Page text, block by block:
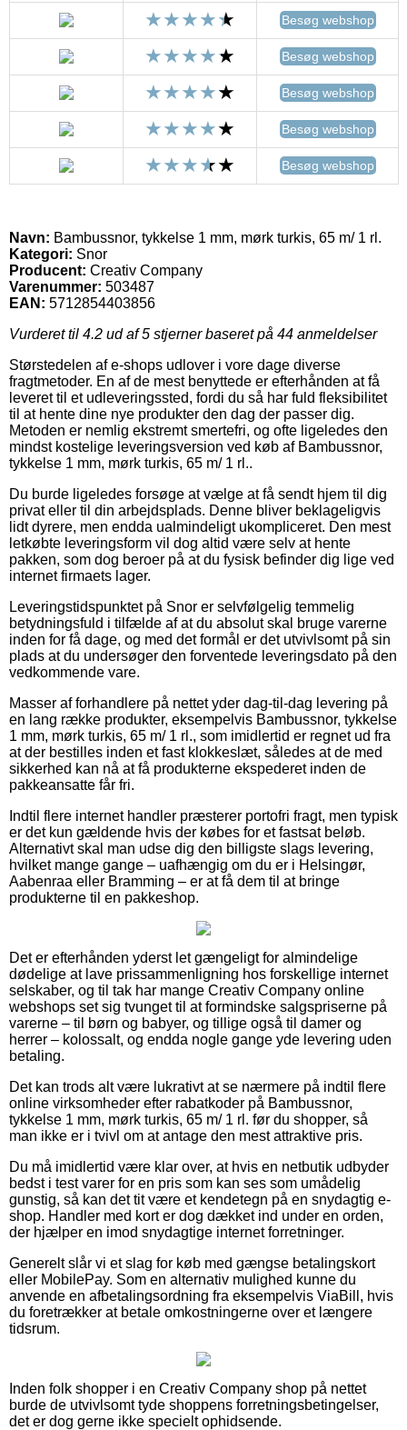
Besøg webshop
Besøg webshop
Besøg webshop
Besøg webshop
Besøg webshop
Navn: Bambussnor, tykkelse 1 mm, mørk turkis, 65 m/ 1 rl.
Kategori: Snor
Producent: Creativ Company
Varenummer: 503487
EAN: 5712854403856
Vurderet til 4.2 ud af 5 stjerner baseret på 44 anmeldelser
Størstedelen af e-shops udlover i vore dage diverse
fragtmetoder. En af de mest benyttede er efterhånden at få
leveret til et udleveringssted, fordi du så har fuld fleksibilitet
til at hente dine nye produkter den dag der passer dig.
Metoden er nemlig ekstremt smertefri, og ofte ligeledes den
mindst kostelige leveringsversion ved køb af Bambussnor,
tykkelse 1 mm, mørk turkis, 65 m/ 1 rl..
Du burde ligeledes forsøge at vælge at få sendt hjem til dig
privat eller til din arbejdsplads. Denne bliver beklageligvis
lidt dyrere, men endda ualmindeligt ukompliceret. Den mest
letkøbte leveringsform vil dog altid være selv at hente
pakken, som dog beroer på at du fysisk befinder dig lige ved
internet firmaets lager.
Leveringstidspunktet på Snor er selvfølgelig temmelig
betydningsfuld i tilfælde af at du absolut skal bruge varerne
inden for få dage, og med det formål er det utvivlsomt på sin
plads at du undersøger den forventede leveringsdato på den
vedkommende vare.
Masser af forhandlere på nettet yder dag-til-dag levering på
en lang række produkter, eksempelvis Bambussnor, tykkelse
1 mm, mørk turkis, 65 m/ 1 rl., som imidlertid er regnet ud fra
at der bestilles inden et fast klokkeslæt, således at de med
sikkerhed kan nå at få produkterne ekspederet inden de
pakkeansatte får fri.
Indtil flere internet handler præsterer portofri fragt, men typisk
er det kun gældende hvis der købes for et fastsat beløb.
Alternativt skal man udse dig den billigste slags levering,
hvilket mange gange – uafhængig om du er i Helsingør,
Aabenraa eller Bramming – er at få dem til at bringe
produkterne til en pakkeshop.
Det er efterhånden yderst let gængeligt for almindelige
dødelige at lave prissammenligning hos forskellige internet
selskaber, og til tak har mange Creativ Company online
webshops set sig tvunget til at formindske salgspriserne på
varerne – til børn og babyer, og tillige også til damer og
herrer – kolossalt, og endda nogle gange yde levering uden
betaling.
Det kan trods alt være lukrativt at se nærmere på indtil flere
online virksomheder efter rabatkoder på Bambussnor,
tykkelse 1 mm, mørk turkis, 65 m/ 1 rl. før du shopper, så
man ikke er i tvivl om at antage den mest attraktive pris.
Du må imidlertid være klar over, at hvis en netbutik udbyder
bedst i test varer for en pris som kan ses som umådelig
gunstig, så kan det tit være et kendetegn på en snydagtig e-
shop. Handler med kort er dog dækket ind under en orden,
der hjælper en imod snydagtige internet forretninger.
Generelt slår vi et slag for køb med gængse betalingskort
eller MobilePay. Som en alternativ mulighed kunne du
anvende en afbetalingsordning fra eksempelvis ViaBill, hvis
du foretrækker at betale omkostningerne over et længere
tidsrum.
Inden folk shopper i en Creativ Company shop på nettet
burde de utvivlsomt tyde shoppens forretningsbetingelser,
det er dog gerne ikke specielt ophidsende.